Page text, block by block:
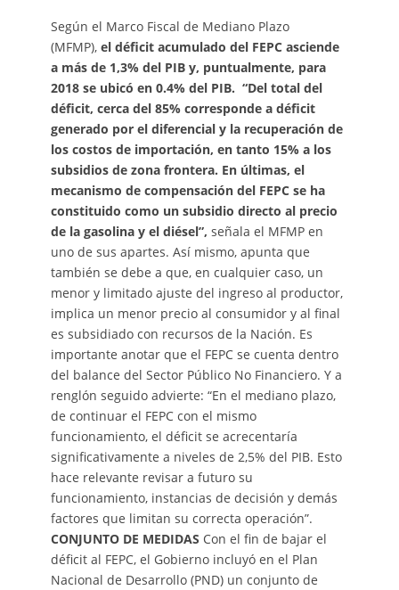
Según el Marco Fiscal de Mediano Plazo
(MFMP), el déficit acumulado del FEPC asciende
a más de 1,3% del PIB y, puntualmente, para
2018 se ubicó en 0.4% del PIB. “Del total del
déficit, cerca del 85% corresponde a déficit
generado por el diferencial y la recuperación de
los costos de importación, en tanto 15% a los
subsidios de zona frontera. En últimas, el
mecanismo de compensación del FEPC se ha
constituido como un subsidio directo al precio
de la gasolina y el diésel”, señala el MFMP en
uno de sus apartes. Así mismo, apunta que
también se debe a que, en cualquier caso, un
menor y limitado ajuste del ingreso al productor,
implica un menor precio al consumidor y al final
es subsidiado con recursos de la Nación. Es
importante anotar que el FEPC se cuenta dentro
del balance del Sector Público No Financiero. Y a
renglón seguido advierte: “En el mediano plazo,
de continuar el FEPC con el mismo
funcionamiento, el déficit se acrecentaría
significativamente a niveles de 2,5% del PIB. Esto
hace relevante revisar a futuro su
funcionamiento, instancias de decisión y demás
factores que limitan su correcta operación”.
CONJUNTO DE MEDIDAS Con el fin de bajar el
déficit al FEPC, el Gobierno incluyó en el Plan
Nacional de Desarrollo (PND) un conjunto de